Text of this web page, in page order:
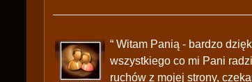
“ Witam Panią - bardzo
wszystkiego co mi Pani
ruchów z mojej strony,